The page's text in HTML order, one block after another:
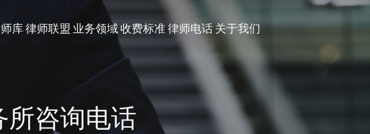
库律师联盟 业务领域收费标准律师电话关于我们
咨询电话